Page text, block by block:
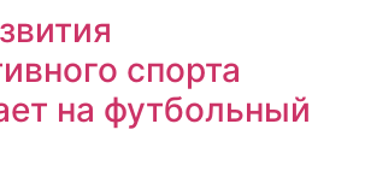
спорта
на футбольный